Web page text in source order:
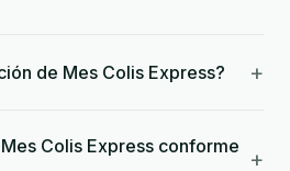
de Mes Colis Express? +
Colis Express conforme +